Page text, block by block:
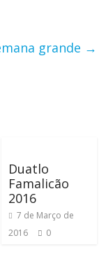
grande →
Duatlo
Famalicão
2016
7 de Março de
2016
0